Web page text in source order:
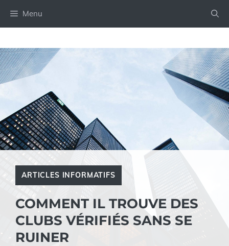
Menu
ARTICLES INFORMATIFS
COMMENT IL TROUVE DES
CLUBS VÉRIFIÉS SANS SE
RUINER